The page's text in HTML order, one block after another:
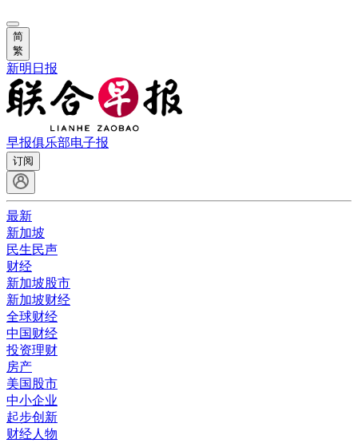
简
繁
新明日报
早报俱乐部电子报
订阅
最新
新加坡
民生民声
财经
新加坡股市
新加坡财经
全球财经
中国财经
投资理财
房产
美国股市
中小企业
起步创新
财经人物